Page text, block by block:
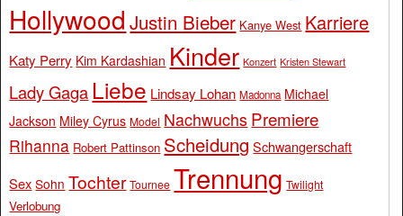
Hollywood Justin Bieber Kanye West Karriere
Katy Perry Kim Kardashian Kinder Konzert Kristen Stewart
Lady Gaga Liebe Lindsay Lohan Madonna Michael
Jackson Miley Cyrus Model Nachwuchs Premiere
Rihanna Robert Pattinson Scheidung Schwangerschaft
Sex Sohn Tochter Tournee Trennung Twilight
Verlobung